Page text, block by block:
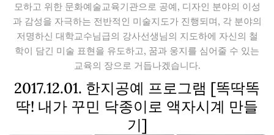
모하고 위한 문화예술교육기관으로 공예, 디자인 분야의 이성
과 감성을 자극하는 전반적인 미술지도가 진행되며, 각 분야의
저명하신 대학교수님급의 강사선생님의 지도하에 자신의 철
학이 담긴 미술 표현을 유도하고, 꿈과 웅지를 심어줄 수 있는
교육의 장으로 거듭나겠습니다.
2017.12.01. 한지공예 프로그램 [똑딱똑
딱! 내가 꾸민 닥종이로 액자시계 만들
기]